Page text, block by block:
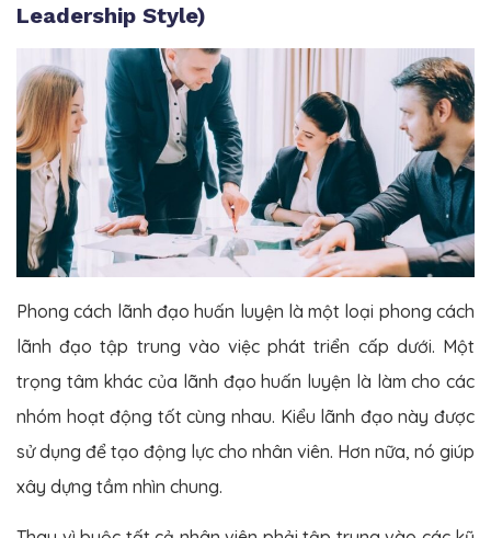
Leadership Style)
Phong cách lãnh đạo huấn luyện là một loại phong cách
lãnh đạo tập trung vào việc phát triển cấp dưới. Một
trọng tâm khác của lãnh đạo huấn luyện là làm cho các
nhóm hoạt động tốt cùng nhau. Kiểu lãnh đạo này được
sử dụng để tạo động lực cho nhân viên. Hơn nữa, nó giúp
xây dựng tầm nhìn chung.